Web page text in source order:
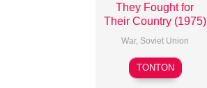
They Fought for
Their Country (1975)
War, Soviet Union
Sergey
Bondarchuk
TONTON